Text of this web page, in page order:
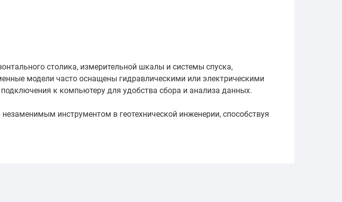
столика, измерительной шкалы и системы спуска,
модели часто оснащены гидравлическими или электрическими
к компьютеру для удобства сбора и анализа данных.
инструментом в геотехнической инженерии, способствуя